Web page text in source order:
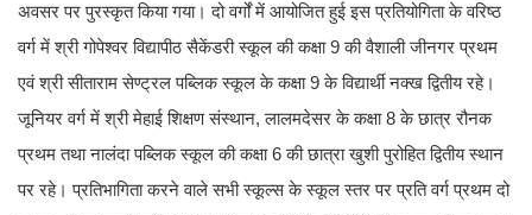
अवसर पर पुरस्कृत किया गया। दो वर्गों में आयोजित हुई इस प्रतियोगिता के वरिष्ठ
वर्ग में श्री गोपेश्वर विद्यापीठ सैकेंडरी स्कूल की कक्षा 9 की वैशाली जीनगर प्रथम
एवं श्री सीताराम सेण्ट्रल पब्लिक स्कूल के कक्षा 9 के विद्यार्थी नक्ख द्वितीय रहे।
जूनियर वर्ग में श्री मेहाई शिक्षण संस्थान, लालमदेसर के कक्षा 8 के छात्र रौनक
प्रथम तथा नालंदा पब्लिक स्कूल की कक्षा 6 की छात्रा खुशी पुरोहित द्वितीय स्थान
पर रहे। प्रतिभागिता करने वाले सभी स्कूल्स के स्कूल स्तर पर प्रति वर्ग प्रथम दो